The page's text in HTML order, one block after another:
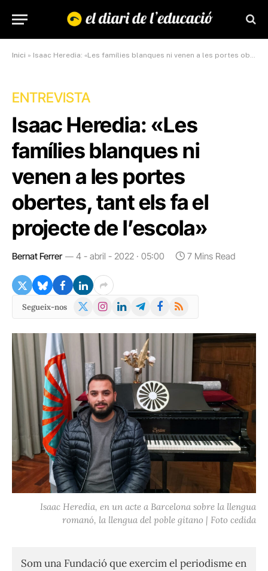
Inici » Isaac Heredia: «Les famílies blanques ni venen a les portes obertes, tant els fa el projecte de l’escola»
ENTREVISTA
Isaac Heredia: «Les
famílies blanques ni
venen a les portes
obertes, tant els fa el
projecte de l’escola»
Bernat Ferrer 4 - abril - 2022 · 05:00 7 Mins Read
Segueix-nos
X
Instagram
LinkedInTelegramFacebook
RSS
Isaac Heredia, en un acte a Barcelona sobre la llengua
romanó, la llengua del poble gitano | Foto cedida
Som una Fundació que exercim el periodisme en